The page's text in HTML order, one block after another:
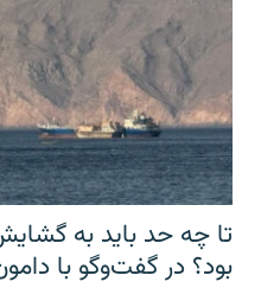
تا چه حد باید به
بود؟ در گفت‌وگو با